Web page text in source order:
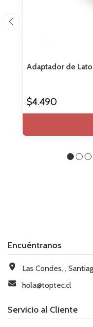
Adaptador de
$4.490
Encuéntranos
Las Condes, ,
hola@toptec.cl
Servicio al Cliente